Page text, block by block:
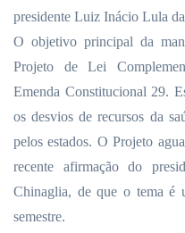
presidente Luiz Inácio Lula
O objetivo principal da
Projeto de Lei
Emenda Constitucional 29.
os desvios de recursos da
pelos estados. O Projeto
recente afirmação do
Chinaglia, de que o tema é
semestre.